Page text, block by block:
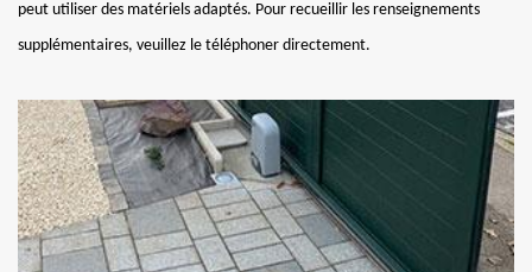
peut utiliser des matériels adaptés. Pour recueillir les renseignements
supplémentaires, veuillez le téléphoner directement.